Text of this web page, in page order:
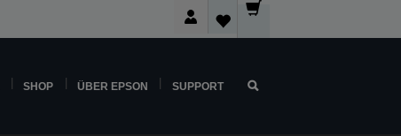
SHOP ÜBER EPSON SUPPORT